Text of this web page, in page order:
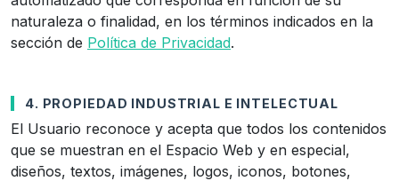
naturaleza o finalidad, en los términos indicados en la
sección de Política de Privacidad.
4. PROPIEDAD INDUSTRIAL E INTELECTUAL
El Usuario reconoce y acepta que todos los contenidos
que se muestran en el Espacio Web y en especial,
diseños, textos, imágenes, logos, iconos, botones,